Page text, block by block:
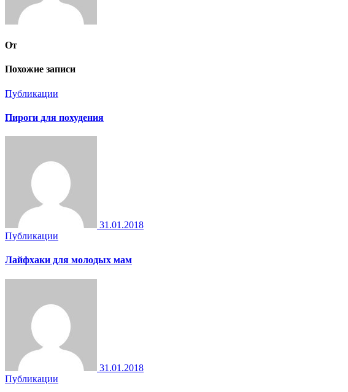
От
Похожие записи
Публикации
Пироги для похудения
31.01.2018
Публикации
Лайфхаки для молодых мам
31.01.2018
Публикации